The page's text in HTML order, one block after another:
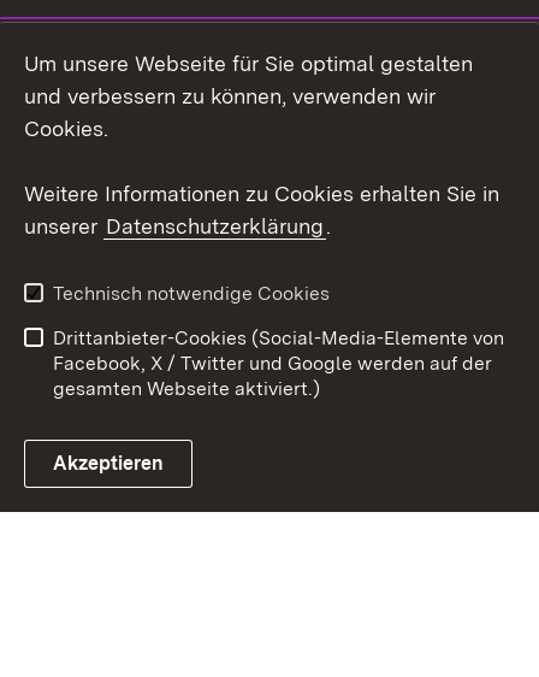
Social Wall
Youtube
Link zum Landesportal
Kontakt
Datenschutz
Barrierefreiheit
Impressum Cookies
Um unsere Webseite für Sie optimal gestalten
und verbessern zu können, verwenden wir
Cookies.
Weitere Informationen zu Cookies erhalten Sie in
unserer Datenschutzerklärung.
Technisch notwendige Cookies
Drittanbieter-Cookies (Social-Media-Elemente von
Facebook, X / Twitter und Google werden auf der
gesamten Webseite aktiviert.)
Akzeptieren